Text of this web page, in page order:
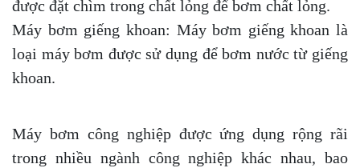
được đặt chìm trong chất lỏng để bơm chất lỏng.
Máy bơm giếng khoan: Máy bơm giếng khoan là
loại máy bơm được sử dụng để bơm nước từ giếng
khoan.
Máy bơm công nghiệp được ứng dụng rộng rãi
trong nhiều ngành công nghiệp khác nhau, bao